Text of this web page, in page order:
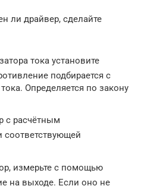
ли драйвер, сделайте
тока установите
подбирается с
Определяется по закону
с расчётным
соответствующей
измерьте с помощью
на выходе. Если оно не